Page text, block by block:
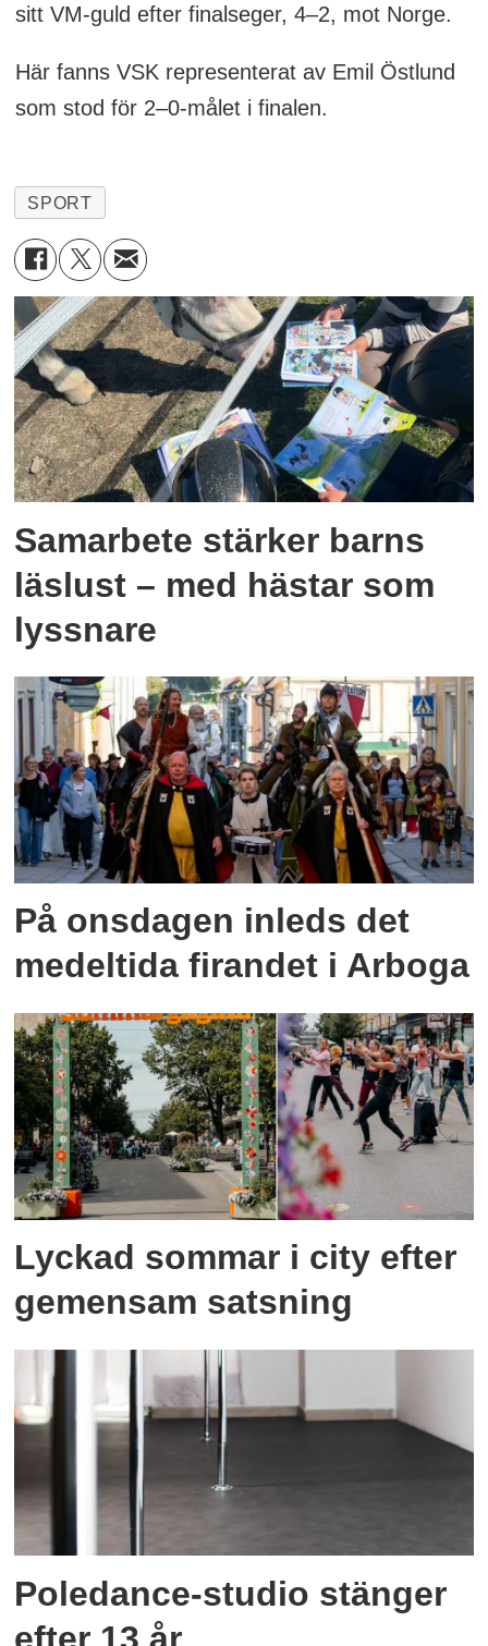
sitt VM-guld efter finalseger, 4–2, mot Norge.
Här fanns VSK representerat av Emil Östlund
som stod för 2–0-målet i finalen.
SPORT
Samarbete stärker barns
läslust – med hästar som
lyssnare
På onsdagen inleds det
medeltida firandet i Arboga
Lyckad sommar i city efter
gemensam satsning
Poledance-studio stänger
efter 13 år